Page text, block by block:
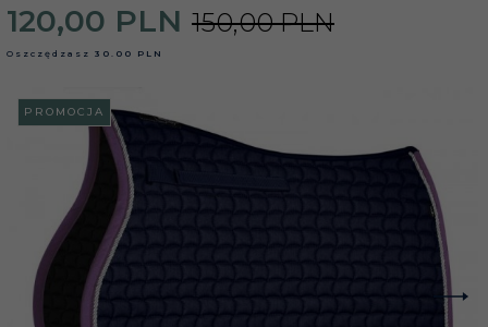
120,00 PLN 150,00 PLN
Oszczędzasz 30.00 PLN
PROMOCJA